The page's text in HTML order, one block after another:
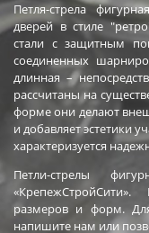
Петля-стрела
дверей в стиле
стали с защитным
соединенных
длинная –
рассчитаны на
форме они делают
и добавляет эстетики
характеризуется
Петли-стрелы
размеров и форм.
напишите нам или